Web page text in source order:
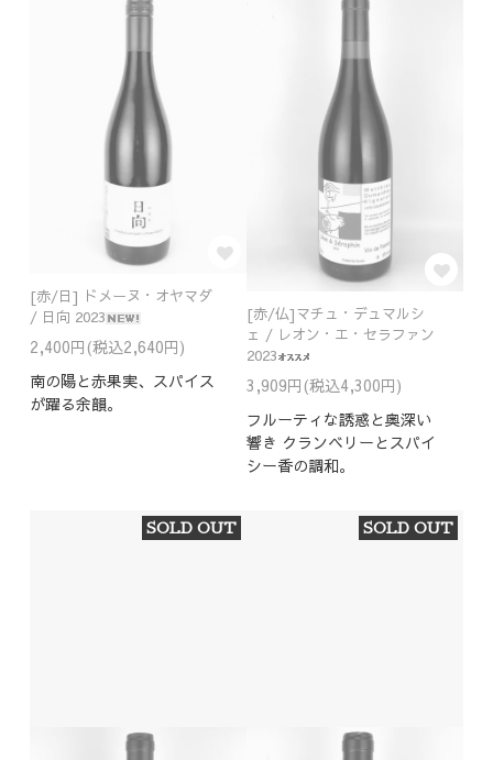
[赤/日] ドメーヌ・オヤマダ
/ 日向 2023
2,400円(税込2,640円)
南の陽と赤果実、スパイス
が躍る余韻。
[赤/仏]マチュ・デュマルシ
ェ / レオン・エ・セラファン
2023
3,909円(税込4,300円)
フルーティな誘惑と奥深い
響き クランベリーとスパイ
シー香の調和。
SOLD OUT SOLD OUT